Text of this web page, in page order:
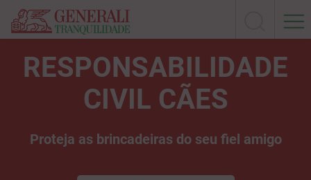
RESPONSABILIDADE
CIVIL CÃES
Proteja as brincadeiras do seu fiel amigo